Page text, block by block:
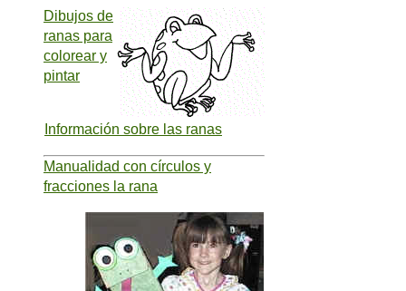
Dibujos de
ranas para
colorear y
pintar
Información sobre las ranas
Manualidad con círculos y
fracciones la rana